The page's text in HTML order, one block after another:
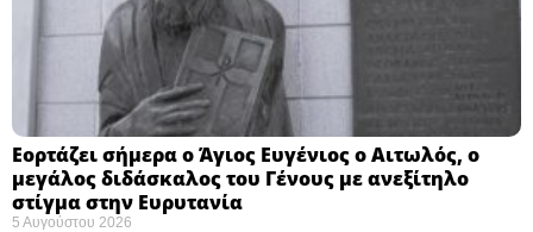
Εορτάζει σήμερα ο Άγιος Ευγένιος ο Αιτωλός, ο
μεγάλος διδάσκαλος του Γένους με ανεξίτηλο
στίγμα στην Ευρυτανία
5 Αυγούστου 2026